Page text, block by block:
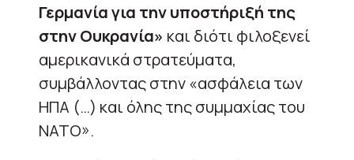
Γερμανία για την υποστήριξή της
στην Ουκρανία» και διότι φιλοξενεί
αμερικανικά στρατεύματα,
συμβάλλοντας στην «ασφάλεια των
ΗΠΑ (…) και όλης της συμμαχίας του
NATO».